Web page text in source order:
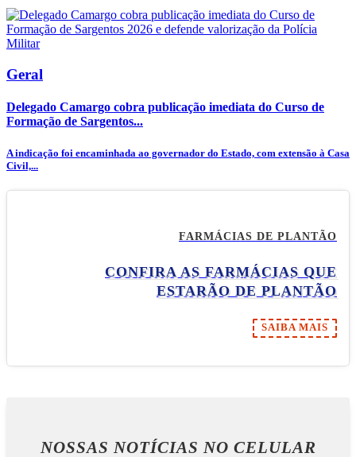
Geral
Delegado Camargo cobra publicação imediata do Curso de
Formação de Sargentos...
A indicação foi encaminhada ao governador do Estado, com extensão à Casa
Civil,...
FARMÁCIAS DE PLANTÃO
CONFIRA AS FARMÁCIAS QUE
ESTARÃO DE PLANTÃO
SAIBA MAIS
NOSSAS NOTÍCIAS NO CELULAR